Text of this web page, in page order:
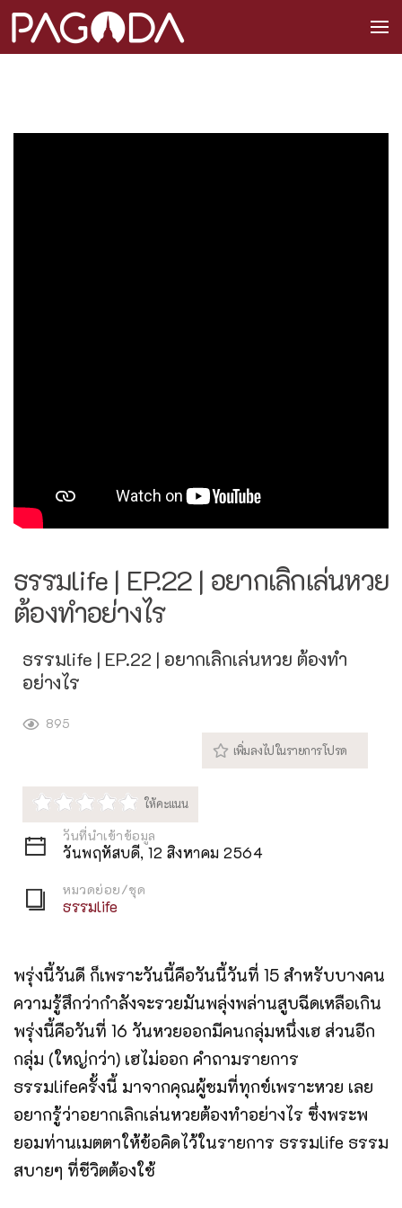
ธรรมlife | EP.22 | อยากเลิกเล่นหวย
ต้องทำอย่างไร
ธรรมlife | EP.22 | อยากเลิกเล่นหวย ต้องทำ
อย่างไร
895
วันที่นำเข้าข้อมูล
วันพฤหัสบดี, 12 สิงหาคม 2564
หมวดย่อย/ชุด
ธรรมlife
พรุ่งนี้วันดี ก็เพราะวันนี้คือวันนี้วันที่ 15 สำหรับบางคน
ความรู้สึกว่ากำลังจะรวยมันพลุ่งพล่านสูบฉีดเหลือเกิน
พรุ่งนี้คือวันที่ 16 วันหวยออกมีคนกลุ่มหนึ่งเฮ ส่วนอีก
กลุ่ม (ใหญ่กว่า) เฮไม่ออก คำถามรายการ
ธรรมlifeครั้งนี้ มาจากคุณผู้ชมที่ทุกข์เพราะหวย เลย
อยากรู้ว่าอยากเลิกเล่นหวยต้องทำอย่างไร ซึ่งพระพ
ยอมท่านเมตตาให้ข้อคิดไว้ในรายการ ธรรมlife ธรรม
สบายๆ ที่ชีวิตต้องใช้